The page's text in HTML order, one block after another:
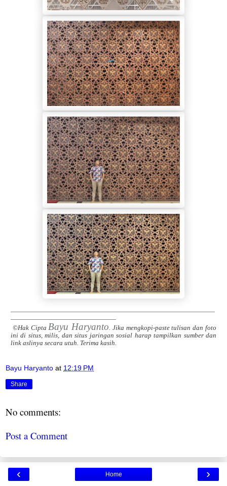
———————————————————————————————
————————————————
©Hak Cipta Bayu Haryanto . Jika mengkopi-paste tulisan dan foto
ini di situs, milis, dan situs jaringan sosial harap tampilkan sumber dan
link aslinya secara utuh. Terima kasih.
Bayu Haryanto at 12:19 PM
Share
No comments:
Post a Comment
‹ ›
Home